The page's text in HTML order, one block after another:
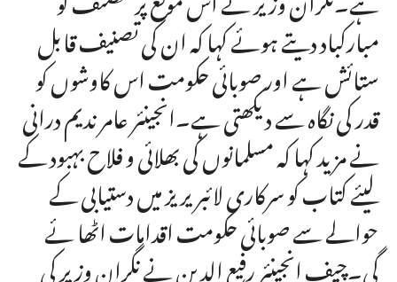
مبارکباد دیتے ہوئے کہا کہ ان کی تصنیف قابل
ستائش ہے اور صوبائی حکومت اس کاوشوں کو
قدر کی نگاہ سے دیکھتی ہے۔انجینئر عامر ندیم درانی
نے مزید کہا کہ مسلمانوں کی بھلائی و فلاح بہبود کے
لیئے کتاب کو سرکاری لائبریریز میں دستیابی کے
حوالے سے صوبائی حکومت اقدامات اٹھا ئے
گی۔چیف انجینئر رفیع الدین نے نگران وزیر کی